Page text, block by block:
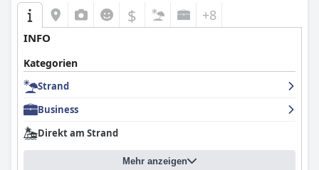
$ +8
INFO
Kategorien
Strand
Business
Direkt am Strand
Mehr anzeigen